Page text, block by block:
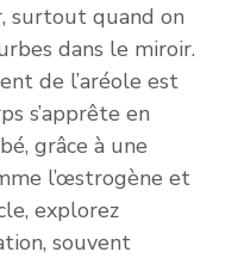
surtout quand on
dans le miroir.
de l’aréole est
s’apprête en
grâce à une
l’œstrogène et
explorez
souvent